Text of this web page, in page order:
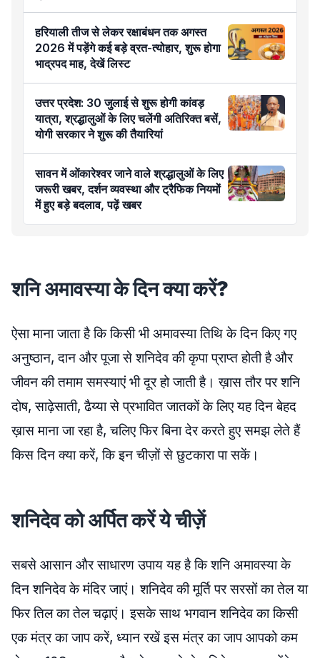
हरियाली तीज से लेकर रक्षाबंधन तक अगस्त
2026 में पड़ेंगे कई बड़े व्रत-त्योहार, शुरू होगा
भाद्रपद माह, देखें लिस्ट
उत्तर प्रदेश: 30 जुलाई से शुरू होगी कांवड़
यात्रा, श्रद्धालुओं के लिए चलेंगी अतिरिक्त बसें,
योगी सरकार ने शुरू की तैयारियां
सावन में ओंकारेश्वर जाने वाले श्रद्धालुओं के लिए
जरूरी खबर, दर्शन व्यवस्था और ट्रैफिक नियमों
में हुए बड़े बदलाव, पढ़ें खबर
शनि अमावस्या के दिन क्या करें?
ऐसा माना जाता है कि किसी भी अमावस्या तिथि के दिन किए गए
अनुष्ठान, दान और पूजा से शनिदेव की कृपा प्राप्त होती है और
जीवन की तमाम समस्याएं भी दूर हो जाती है। ख़ास तौर पर शनि
दोष, साढ़ेसाती, ढैय्या से प्रभावित जातकों के लिए यह दिन बेहद
ख़ास माना जा रहा है, चलिए फिर बिना देर करते हुए समझ लेते हैं
किस दिन क्या करें, कि इन चीज़ों से छुटकारा पा सकें।
शनिदेव को अर्पित करें ये चीज़ें
सबसे आसान और साधारण उपाय यह है कि शनि अमावस्या के
दिन शनिदेव के मंदिर जाएं। शनिदेव की मूर्ति पर सरसों का तेल या
फिर तिल का तेल चढ़ाएं। इसके साथ भगवान शनिदेव का किसी
एक मंत्र का जाप करें, ध्यान रखें इस मंत्र का जाप आपको कम